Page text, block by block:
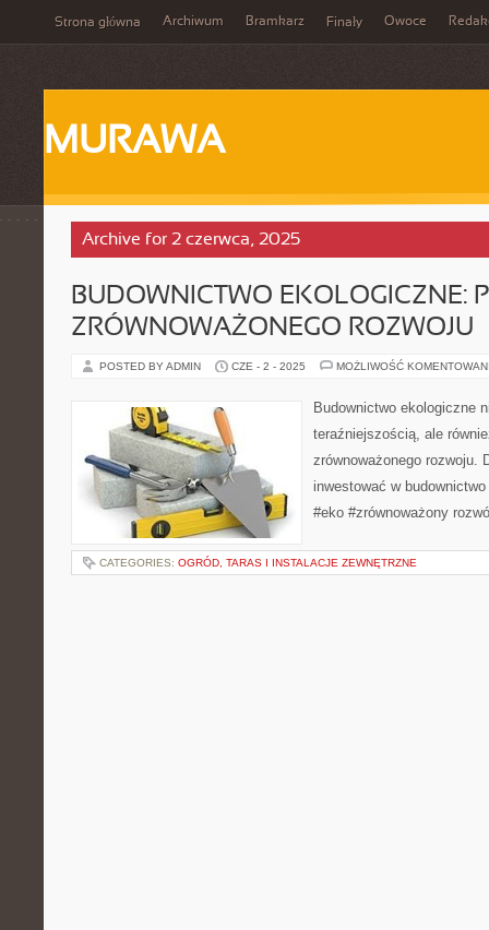
Strona główna Archiwum Bramkarz Finały Owoce
MURAWA
Archive for 2 czerwca, 2025
BUDOWNICTWO EKOLOGICZNE:
ZRÓWNOWAŻONEGO ROZWOJU
POSTED BY ADMIN CZE - 2 - 2025 MOŻLIWOŚĆ
Budownictwo ekologiczne
teraźniejszością, ale
zrównoważonego rozwoju.
inwestować w
#eko #zrównoważony
CATEGORIES: OGRÓD, TARAS I INSTALACJE ZEWNĘTRZNE